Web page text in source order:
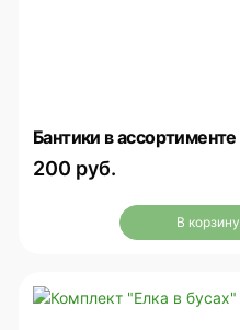
Бантики в ассортименте
200 руб.
В корзину